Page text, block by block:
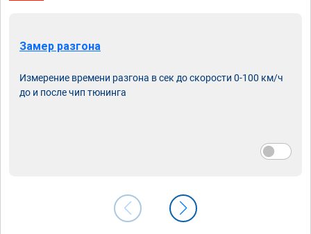
Замер разгона
Измерение времени разгона в сек до скорости 0-100 км/ч
до и после чип тюнинга